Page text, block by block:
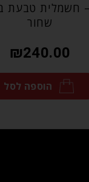
– חשמלית טבעת
שחור
₪240.00
הוספה לסל